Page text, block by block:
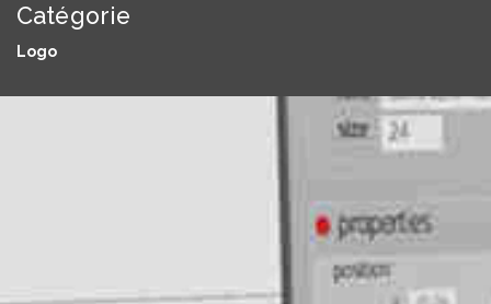
Catégorie
Logo